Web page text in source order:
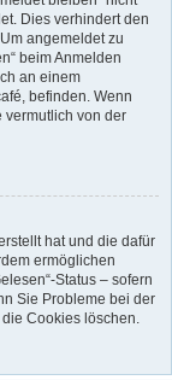
Dies verhindert den
angemeldet zu
beim Anmelden
an einem
befinden. Wenn
vermutlich von der
hat und die dafür
ermöglichen
Status – sofern
Sie Probleme bei der
Cookies löschen.